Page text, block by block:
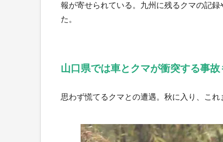
報が寄せられている。九州に残るクマの記
た。
山口県では車とクマが衝突する事故
思わず慌てるクマとの遭遇。秋に入り、こ